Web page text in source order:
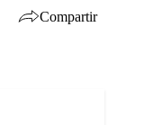
Compartir